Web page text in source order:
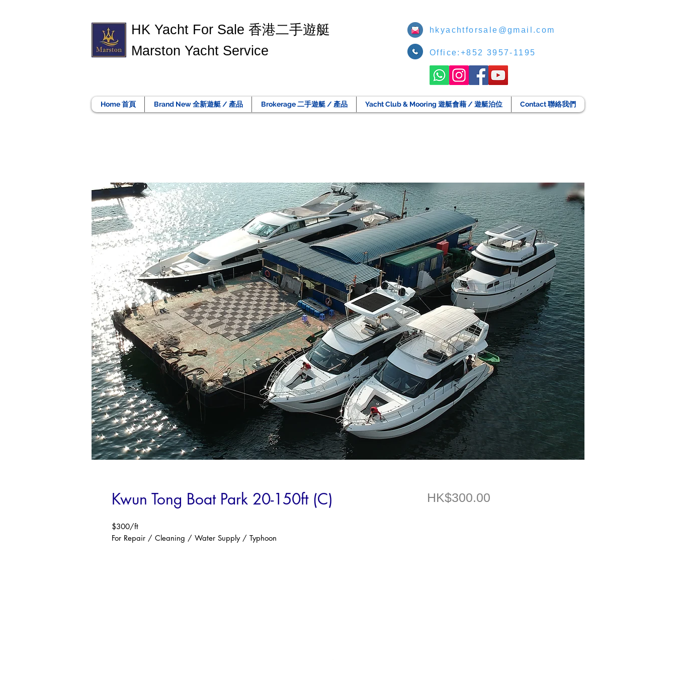
​HK Yacht For Sale 香港二手遊艇
Marston Yacht Service
hkyachtforsale@gmail.com
Office:+852 3957-1195
Home 首頁 Brand New 全新遊艇 / 產品 Brokerage 二手遊艇 / 產品 Yacht Club & Mooring 遊艇會藉 / 遊艇泊位 Contact 聯絡我們
Kwun Tong Boat Park 20-150ft (C)
$300/ft
For Repair / Cleaning / Water Supply / Typhoon
HK$300.00價